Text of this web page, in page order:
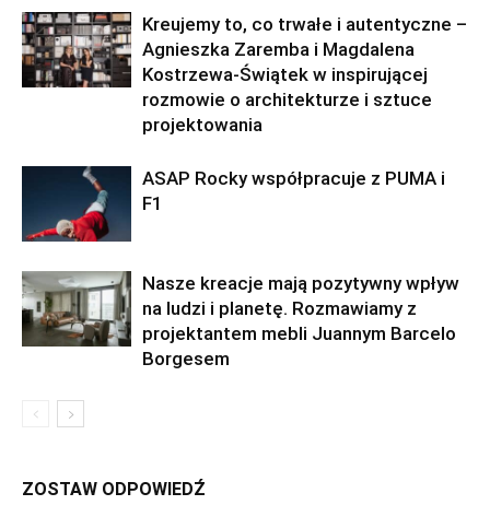
Kreujemy to, co trwałe i autentyczne –
Agnieszka Zaremba i Magdalena
Kostrzewa-Świątek w inspirującej
rozmowie o architekturze i sztuce
projektowania
ASAP Rocky współpracuje z PUMA i
F1
Nasze kreacje mają pozytywny wpływ
na ludzi i planetę. Rozmawiamy z
projektantem mebli Juannym Barcelo
Borgesem
ZOSTAW ODPOWIEDŹ